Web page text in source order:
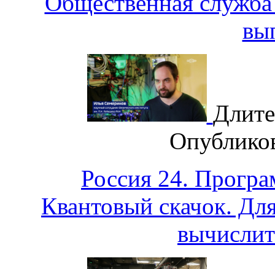
Россия 24.
Квантовый скачок.